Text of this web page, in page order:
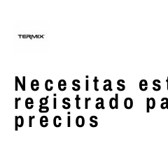
Necesitas
registrado
precios